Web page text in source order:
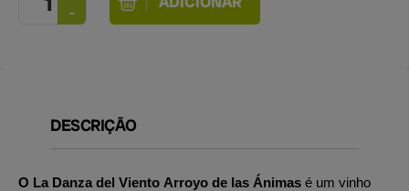
DESCRIÇÃO
O La Danza del Viento Arroyo de las Ánimas é um vinho